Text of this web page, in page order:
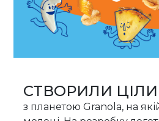
СТВОРИЛИ
з планетою Granola, на